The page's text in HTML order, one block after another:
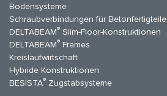
Bodensysteme
Schraubverbindungen für Betonfertigteile
DELTABEAM® Slim-Floor-Konstruktionen
DELTABEAM® Frames
Kreislaufwirtschaft
Hybride Konstruktionen
BESISTA® Zugstabsysteme